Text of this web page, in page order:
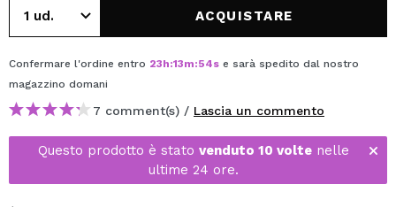
ACQUISTARE
Confermare l'ordine entro 23h:13m:54s e sarà spedito dal nostro
magazzino domani
7 comment(s) / Lascia un commento
Questo prodotto è stato venduto 10 volte nelle
ultime 24 ore.